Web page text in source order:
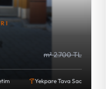
m² 2.700 TL
Yekpare Tava Sac